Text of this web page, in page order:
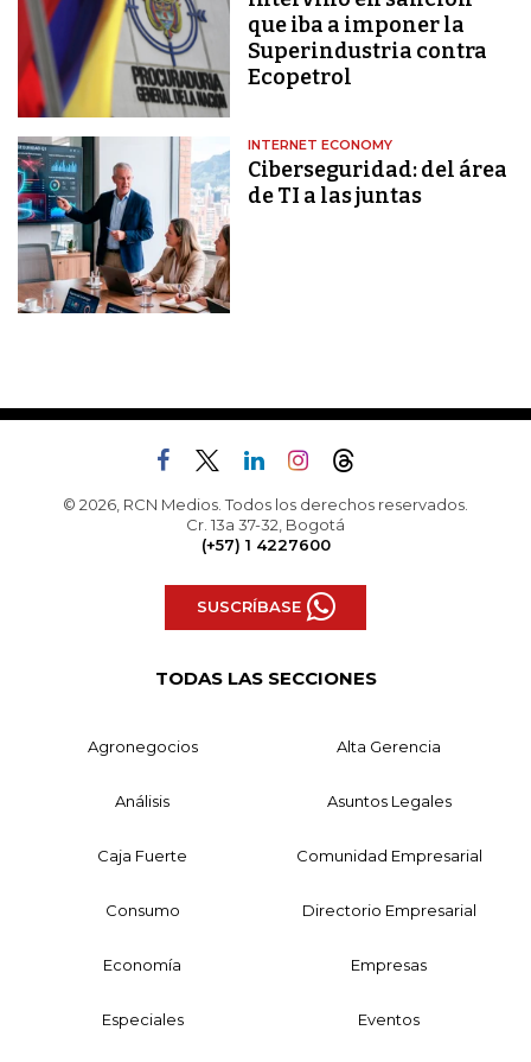
que iba a imponer la
Superindustria contra
Ecopetrol
INTERNET ECONOMY
Ciberseguridad: del área
de TI a las juntas
© 2026, RCN Medios. Todos los derechos reservados.
Cr. 13a 37-32, Bogotá
(+57) 1 4227600
SUSCRÍBASE
TODAS LAS SECCIONES
Agronegocios Alta Gerencia
Análisis Asuntos Legales
Caja Fuerte Comunidad Empresarial
Consumo Directorio Empresarial
Economía Empresas
Especiales Eventos